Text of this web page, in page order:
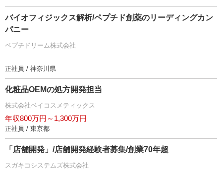
バイオフィジックス解析/ペプチド創薬のリーディングカン
パニー
ペプチドリーム株式会社
正社員 / 神奈川県
化粧品OEMの処方開発担当
株式会社ベイコスメティックス
年収800万円～1,300万円
正社員 / 東京都
「店舗開発」/店舗開発経験者募集/創業70年超
スガキコシステムズ株式会社